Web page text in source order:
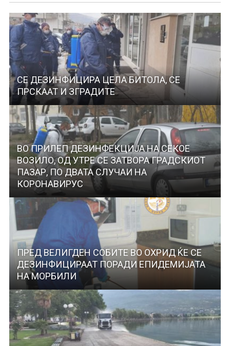
СЕ ДЕЗИНФИЦИРА ЦЕЛА БИТОЛА, СЕ
ПРСКААТ И ЗГРАДИТЕ
ВО ПРИЛЕП ДЕЗИНФЕКЦИЈА НА СЕКОЕ
ВОЗИЛО, ОД УТРЕ СЕ ЗАТВОРА ГРАДСКИОТ
ПАЗАР, ПО ДВАТА СЛУЧАИ НА
КОРОНАВИРУС
ПРЕД ВЕЛИГДЕН СОБИТЕ ВО ОХРИД ЌЕ СЕ
ДЕЗИНФИЦИРААТ ПОРАДИ ЕПИДЕМИЈАТА
НА МОРБИЛИ